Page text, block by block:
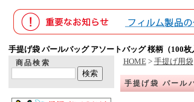
手提げ袋 パールバッグ アソートバッグ 桜柄（100枚
商品検索
HOME> 手提げ用袋
手提げ袋 パール